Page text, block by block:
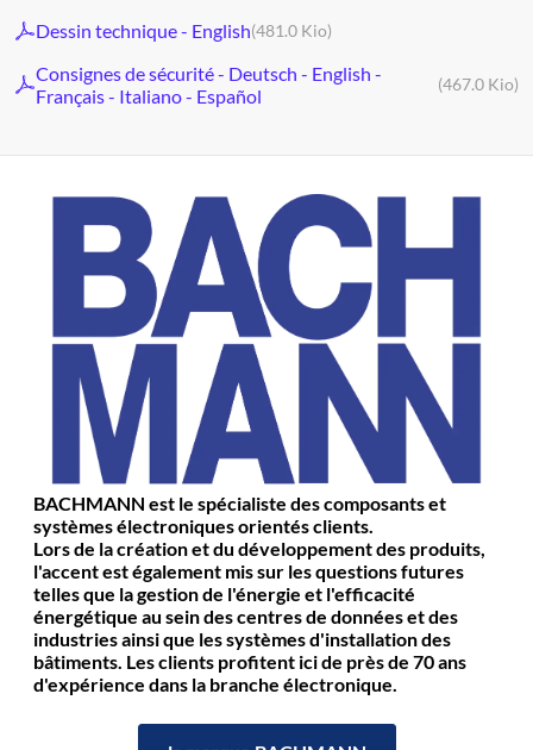
Dessin technique - English(481.0 Kio)
Consignes de sécurité - Deutsch - English -
Français - Italiano - Español
(467.0 Kio)
BACHMANN est le spécialiste des composants et
systèmes électroniques orientés clients.
Lors de la création et du développement des produits,
l'accent est également mis sur les questions futures
telles que la gestion de l'énergie et l'efficacité
énergétique au sein des centres de données et des
industries ainsi que les systèmes d'installation des
bâtiments. Les clients profitent ici de près de 70 ans
d'expérience dans la branche électronique.